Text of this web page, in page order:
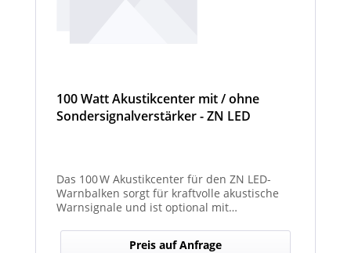
100 Watt Akustikcenter mit / ohne
Sondersignalverstärker - ZN LED
Das 100 W Akustikcenter für den ZN LED-
Warnbalken sorgt für kraftvolle akustische
Warnsignale und ist optional mit
erhältlich.
Preis auf Anfrage